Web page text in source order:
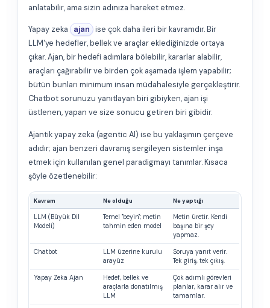
anlatabilir, ama sizin adınıza hareket etmez.
Yapay zeka ajan ise çok daha ileri bir kavramdır. Bir
LLM'ye hedefler, bellek ve araçlar eklediğinizde ortaya
çıkar. Ajan, bir hedefi adımlara bölebilir, kararlar alabilir,
araçları çağırabilir ve birden çok aşamada işlem yapabilir;
bütün bunları minimum insan müdahalesiyle gerçekleştirir.
Chatbot sorunuzu yanıtlayan biri gibiyken, ajan işi
üstlenen, yapan ve size sonucu getiren biri gibidir.
Ajantik yapay zeka (agentic AI) ise bu yaklaşımın çerçeve
adıdır; ajan benzeri davranış sergileyen sistemler inşa
etmek için kullanılan genel paradigmayı tanımlar. Kısaca
şöyle özetlenebilir:
Kavram Ne olduğu Ne yaptığı
LLM (Büyük Dil
Modeli)
Temel "beyin"; metin
tahmin eden model
Metin üretir. Kendi
başına bir şey
yapmaz.
Chatbot
LLM üzerine kurulu
arayüz
Soruya yanıt verir.
Tek giriş, tek çıkış.
Yapay Zeka Ajan
Hedef, bellek ve
araçlarla donatılmış
LLM
Çok adımlı görevleri
planlar, karar alır ve
tamamlar.